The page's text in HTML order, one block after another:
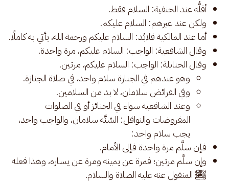
أقلُّه عند الحنفية: السلام فقط.
ولكن عند غيرهم: السلام عليكم.
أما عند المالكية فلابُد: السلام عليكم ورحمة الله، يأتي به كاملًا.
وقال الشافعية: الواجب: السلام عليكم، مرة واحدة.
وقال الحنابلة: الواجب: السلام عليكم، مرتين.
وهو عندهم في الجنازة سلام واحد، في صلاة الجنازة.
وفي الفرائض سلامان، لا بد من السلامين.
وعند الشافعية سواء في الجنائز أو في الصلوات
المفروضات والنوافل: السُنَّة سلامان، والواجب واحد،
يجب سلام واحد:
فإن سلَّم مرة واحدة فإلى الأمام.
وإن سلَّم مرتين؛ فمرة عن يمينه ومرة عن يساره، وهذا فعله
ﷺ المنقول عنه عليه الصلاة والسلام.